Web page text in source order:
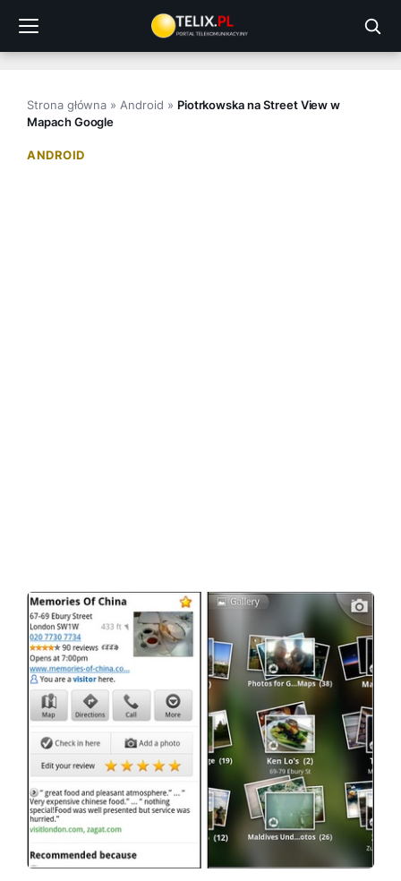
treści
Strona główna » Android » Piotrkowska na Street View w
Mapach Google
ANDROID